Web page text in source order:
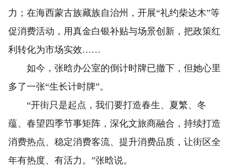
力；在海西蒙古族藏族自治州，开展“礼约柴达木”等
促消费活动，用真金白银补贴与场景创新，把政策红
利转化为市场实效……
如今，张晗办公室的倒计时牌已撤下，但她心里
多了一张“生长计时牌”。
“开街只是起点，我们要打造春生、夏繁、冬
蕴、春望四季节事矩阵，深化文旅商融合，持续打造
消费热点、稳定消费客流、提升消费品质，让街区全
年有热度、有活力。”张晗说。